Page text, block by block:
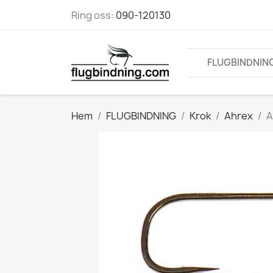
Ring oss: 090-120130
Hem FLUGBINDNING Krok Ahrex